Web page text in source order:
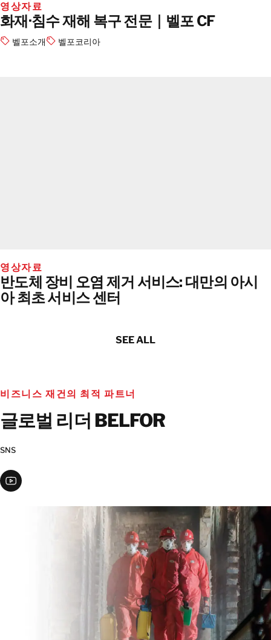
영상자료
화재·침수 재해 복구 전문｜벨포 CF
벨포소개 벨포코리아
영상자료
반도체 장비 오염 제거 서비스: 대만의 아시
아 최초 서비스 센터
SEE ALL
비즈니스 재건의 최적 파트너
글로벌 리더 BELFOR
SNS